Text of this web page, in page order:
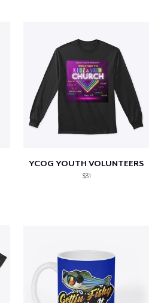
YCOG YOUTH VOLUNTEERS
$31